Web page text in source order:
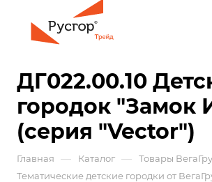
ДГ022.00.10
городок "Замок
(серия "Vector")
Главная — Каталог — Товары
Тематические детские городки от